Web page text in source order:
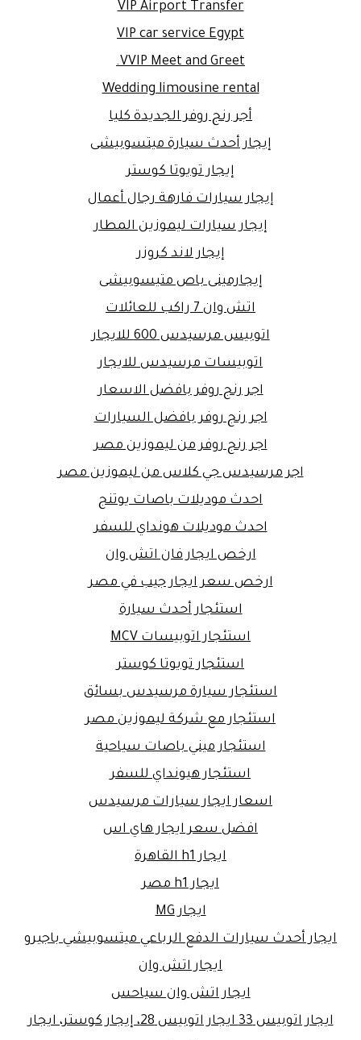
VIP Airport Transfer
VIP car service Egypt
VVIP Meet and Greet.
Wedding limousine rental
أجر رنج روفر الجديدة كليا
إيجار أحدث سيارة ميتسوبيشى
إيجار تويوتا كوستر
إيجار سيارات فارهة رجال أعمال
إيجار سيارات ليموزين المطار
إيجار لاند كروزر
إيجارمينى باص متيسوبيشى
اتش وان 7 راكب للعائلات
اتوبيس مرسيدس 600 للايجار
اتوبيسات مرسيدس للايجار
اجر رنج روفر بافضل الاسعار
اجر رنج روفر بافضل السيارات
اجر رنج روفر من ليموزين مصر
اجر مرسيدس جي كلاس من ليموزين مصر
احدث موديلات باصات يوتنج
احدث موديلات هونداي للسفر
ارخص ايجار فان اتش وان
ارخص سعر ايجار جيب في مصر
استئجار أحدث سيارة
استئجار اتوبيسات MCV
استئجار تويوتا كوستر
استئجار سيارة مرسيدس بسائق
استئجار مع شركة ليموزين مصر
استئجار ميني باصات سياحية
استئجار هيونداي للسفر
اسعار ايجار سيارات مرسيدس
افضل سعر ايجار هاي اس
ايجار h1 القاهرة
ايجار h1 مصر
ايجار MG
ايجار أحدث سيارات الدفع الرباعي ميتسوبيشي باجيرو
ايجار اتش وان
ايجار اتش وان سياحس
ايجار اتوبيس 33 ايجار اتوبيس 28، إيجار كوستر، ايجار